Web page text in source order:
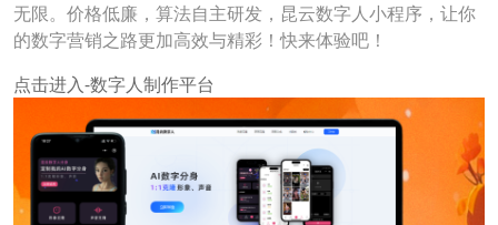
无限。价格低廉，算法自主研发，昆云数字人小程序，让你
的数字营销之路更加高效与精彩！快来体验吧！
点击进入-数字人制作平台